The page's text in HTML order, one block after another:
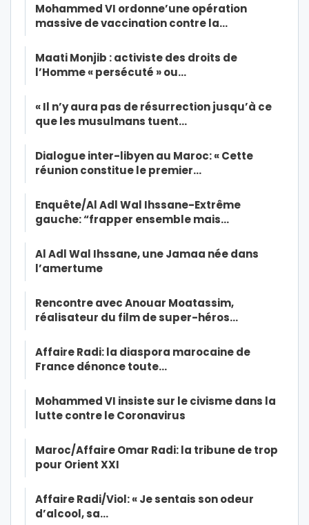
Mohammed VI ordonne’une opération
massive de vaccination contre la…
Maati Monjib : activiste des droits de
l’Homme « persécuté » ou…
« Il n’y aura pas de résurrection jusqu’à ce
que les musulmans tuent…
Dialogue inter-libyen au Maroc: « Cette
réunion constitue le premier…
Enquête/Al Adl Wal Ihssane-Extrême
gauche: “frapper ensemble mais…
Al Adl Wal Ihssane, une Jamaa née dans
l’amertume
Rencontre avec Anouar Moatassim,
réalisateur du film de super-héros…
Affaire Radi: la diaspora marocaine de
France dénonce toute…
Mohammed VI insiste sur le civisme dans la
lutte contre le Coronavirus
Maroc/Affaire Omar Radi: la tribune de trop
pour Orient XXI
Affaire Radi/Viol: « Je sentais son odeur
d’alcool, sa…